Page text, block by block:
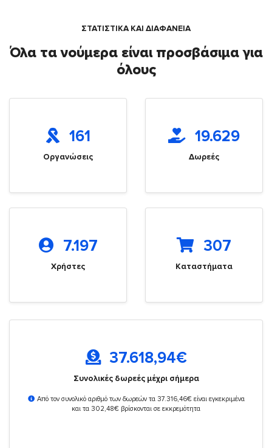
ΣΤΑΤΙΣΤΙΚΑ ΚΑΙ ΔΙΑΦΑΝΕΙΑ
Όλα τα νούμερα είναι προσβάσιμα για
όλους
161
Οργανώσεις
19.629
Δωρεές
7.197
Χρήστες
307
Καταστήματα
37.618,94€
Συνολικές δωρεές μέχρι σήμερα
Από τον συνολικό αριθμό των δωρεών τα 37.316,46€ είναι εγκεκριμένα
και τα 302,48€ βρίσκονται σε εκκρεμότητα